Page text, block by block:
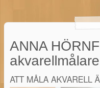
BLOGG
ANNA
akvarellmålare
ATT MÅLA AKVARELL